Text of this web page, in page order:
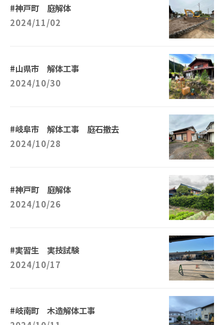
#神戸町 庭解体
2024/11/02
#山県市 解体工事
2024/10/30
#岐阜市 解体工事 庭石撤去
2024/10/28
#神戸町 庭解体
2024/10/26
#実習生 実技試験
2024/10/17
#岐南町 木造解体工事